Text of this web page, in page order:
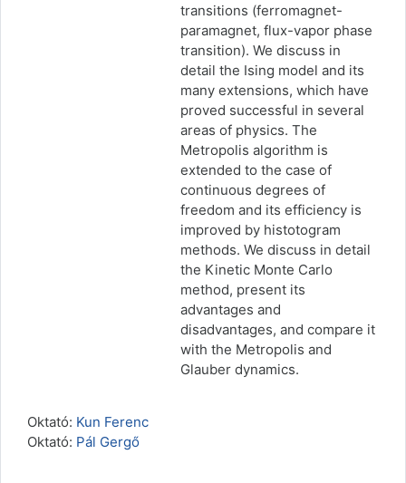
transitions (ferromagnet-
paramagnet, flux-vapor phase
transition). We discuss in
detail the Ising model and its
many extensions, which have
proved successful in several
areas of physics. The
Metropolis algorithm is
extended to the case of
continuous degrees of
freedom and its efficiency is
improved by histotogram
methods. We discuss in detail
the Kinetic Monte Carlo
method, present its
advantages and
disadvantages, and compare it
with the Metropolis and
Glauber dynamics.
Oktató: Kun Ferenc
Oktató: Pál Gergő